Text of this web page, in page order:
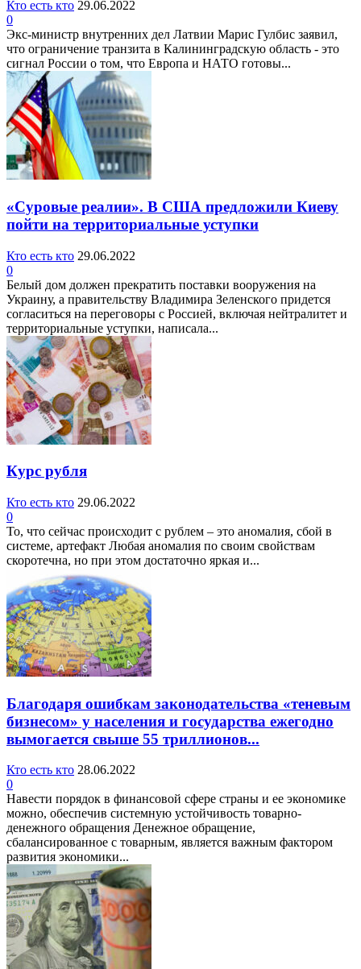
Кто есть кто 29.06.2022
0
Экс-министр внутренних дел Латвии Марис Гулбис заявил,
что ограничение транзита в Калининградскую область - это
сигнал России о том, что Европа и НАТО готовы...
«Суровые реалии». В США предложили Киеву
пойти на территориальные уступки
Кто есть кто 29.06.2022
0
Белый дом должен прекратить поставки вооружения на
Украину, а правительству Владимира Зеленского придется
согласиться на переговоры с Россией, включая нейтралитет и
территориальные уступки, написала...
Курс рубля
Кто есть кто 29.06.2022
0
То, что сейчас происходит с рублем – это аномалия, сбой в
системе, артефакт Любая аномалия по своим свойствам
скоротечна, но при этом достаточно яркая и...
Благодаря ошибкам законодательства «теневым
бизнесом» у населения и государства ежегодно
вымогается свыше 55 триллионов...
Кто есть кто 28.06.2022
0
Навести порядок в финансовой сфере страны и ее экономике
можно, обеспечив системную устойчивость товарно-
денежного обращения Денежное обращение,
сбалансированное с товарным, является важным фактором
развития экономики...